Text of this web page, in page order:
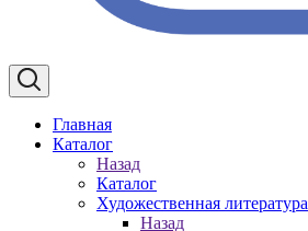
Главная
Каталог
Назад
Каталог
Художественная литература
Назад